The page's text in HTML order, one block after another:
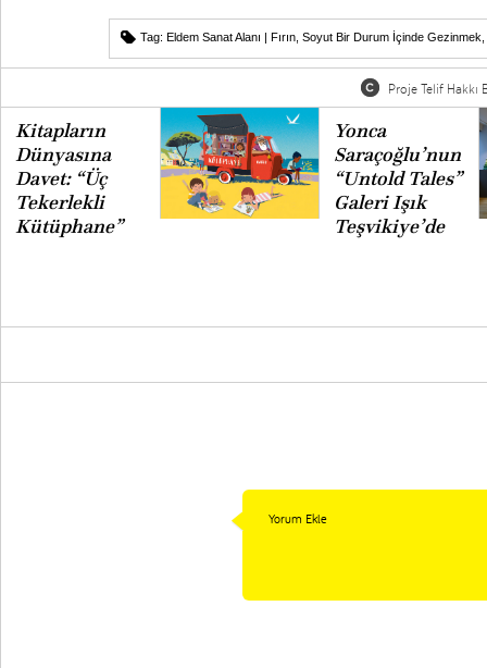
Tag: Eldem Sanat Alanı | Fırın Soyut Bir Durum İçinde Gezinmek
Proje Telif Hakkı
Kitapların
Dünyasına
Davet: “Üç
Tekerlekli
Kütüphane”
Yonca
Saraçoğlu’nun
“Untold Tales”
Galeri Işık
Teşvikiye’de